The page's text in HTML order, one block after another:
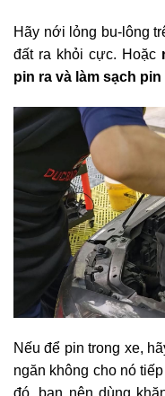
Hãy nới lỏng bu-lông
đất ra khỏi cực. Hoặc
pin ra và làm sạch
Nếu để pin trong xe,
ngăn không cho nó
đó, bạn nên dùng